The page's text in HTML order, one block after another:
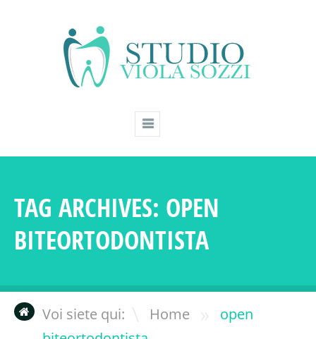
TAG ARCHIVES: OPEN
BITEORTODONTISTA
Voi siete qui: Home »
open